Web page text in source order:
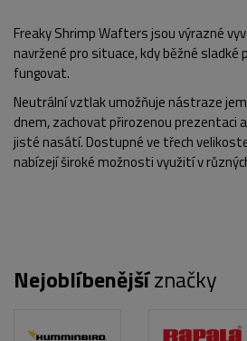
Freaky Shrimp Wafters jsou výrazné
navržené pro situace, kdy běžné
fungovat.
Neutrální vztlak umožňuje nástraze
dnem, zachovat přirozenou prezentaci
jisté nasátí. Dostupné ve třech
nabízejí široké možnosti využití v
Nejoblíbenějšíznačky